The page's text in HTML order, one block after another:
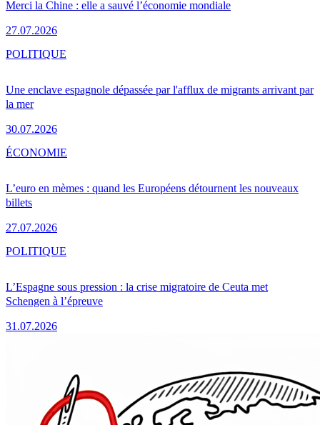
Merci la Chine : elle a sauvé l’économie mondiale
27.07.2026
Une enclave espagnole dépassée par l'afflux de migrants arrivant par
la mer
30.07.2026
POLITIQUE
L’euro en mèmes : quand les Européens détournent les nouveaux
billets
27.07.2026
ÉCONOMIE
L’Espagne sous pression : la crise migratoire de Ceuta met
Schengen à l’épreuve
31.07.2026
POLITIQUE